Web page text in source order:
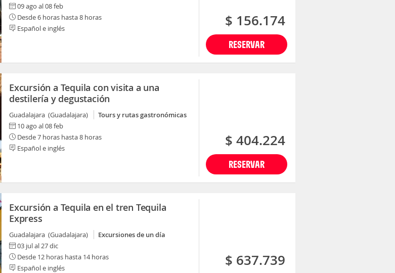
09 ago al 08 feb
Desde 6 horas hasta 8 horas
Español e inglés
RESERVAR
$ 156.174
Excursión a Tequila con visita a una
destilería y degustación
Guadalajara (Guadalajara)
Tours y rutas gastronómicas
10 ago al 08 feb
Desde 7 horas hasta 8 horas
Español e inglés
RESERVAR
$ 404.224
Excursión a Tequila en el tren Tequila
Express
Guadalajara (Guadalajara)
Excursiones de un día
03 jul al 27 dic
Desde 12 horas hasta 14 horas
Español e inglés
$ 637.739